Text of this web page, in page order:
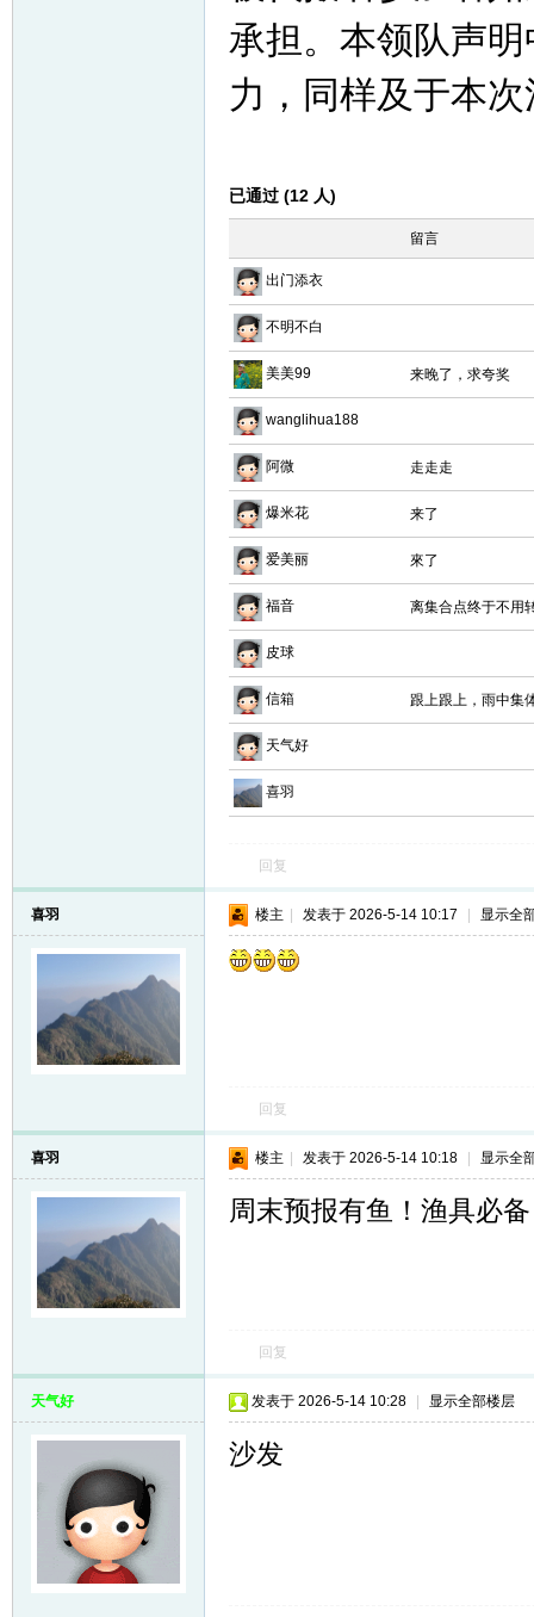
承担。本领队声
力，同样及于本
已通过 (12 人)
留言
出门添衣
不明不白
美美99 来晚了，求夸奖
wanglihua188
阿微 走走走
爆米花 来了
爱美丽 來了
福音 离集合点终于不用
皮球
信箱 跟上跟上，雨中集
天气好
喜羽
回复
喜羽 楼主 发表于 2026-5-14 10:17 显示全
回复
喜羽 楼主 发表于 2026-5-14 10:18 显示全
周末预报有鱼！渔具必
回复
天气好 发表于 2026-5-14 10:28 显示全部楼层
沙发